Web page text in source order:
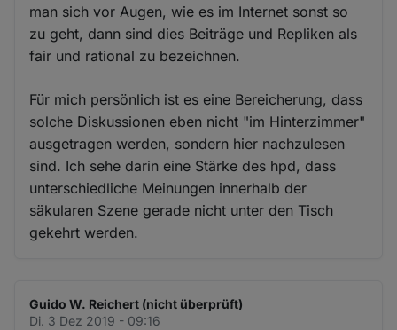
man sich vor Augen, wie es im Internet sonst so
zu geht, dann sind dies Beiträge und Repliken als
fair und rational zu bezeichnen.
Für mich persönlich ist es eine Bereicherung, dass
solche Diskussionen eben nicht "im Hinterzimmer"
ausgetragen werden, sondern hier nachzulesen
sind. Ich sehe darin eine Stärke des hpd, dass
unterschiedliche Meinungen innerhalb der
säkularen Szene gerade nicht unter den Tisch
gekehrt werden.
Guido W. Reichert (nicht überprüft)
Di. 3 Dez 2019 - 09:16